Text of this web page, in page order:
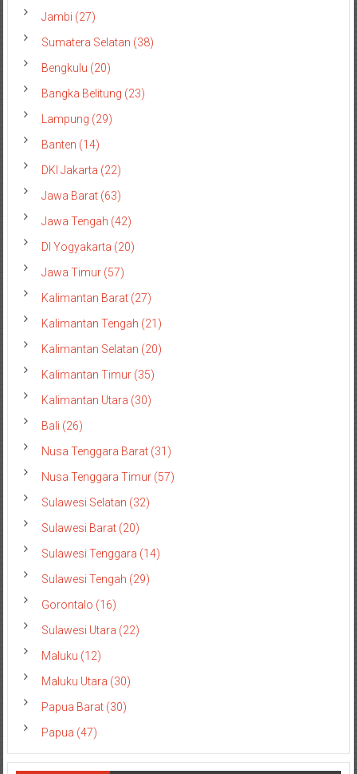
Jambi (27)
Sumatera Selatan (38)
Bengkulu (20)
Bangka Belitung (23)
Lampung (29)
Banten (14)
DKI Jakarta (22)
Jawa Barat (63)
Jawa Tengah (42)
DI Yogyakarta (20)
Jawa Timur (57)
Kalimantan Barat (27)
Kalimantan Tengah (21)
Kalimantan Selatan (20)
Kalimantan Timur (35)
Kalimantan Utara (30)
Bali (26)
Nusa Tenggara Barat (31)
Nusa Tenggara Timur (57)
Sulawesi Selatan (32)
Sulawesi Barat (20)
Sulawesi Tenggara (14)
Sulawesi Tengah (29)
Gorontalo (16)
Sulawesi Utara (22)
Maluku (12)
Maluku Utara (30)
Papua Barat (30)
Papua (47)